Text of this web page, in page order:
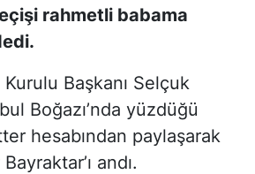
rahmetli babama
Başkanı Selçuk
Boğazı’nda yüzdüğü
hesabından paylaşarak
andı.
GÜNDEMİ